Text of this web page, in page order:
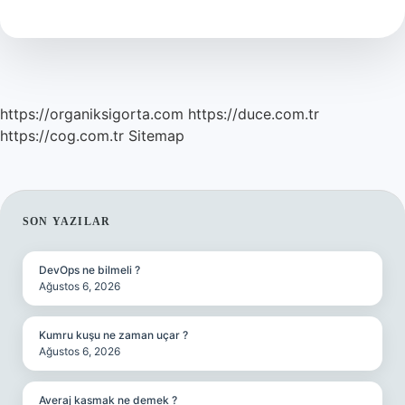
Tl
https://organiksigorta.com https://duce.com.tr
https://cog.com.tr Sitemap
SIDEBAR
SON YAZILAR
DevOps ne bilmeli ?
Ağustos 6, 2026
Kumru kuşu ne zaman uçar ?
Ağustos 6, 2026
Averaj kasmak ne demek ?